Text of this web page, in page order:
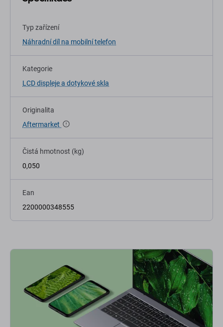
Typ zařízení
Náhradní díl na mobilní telefon
Kategorie
LCD displeje a dotykové skla
Originalita
Aftermarket
Čistá hmotnost (kg)
0,050
Ean
2200000348555